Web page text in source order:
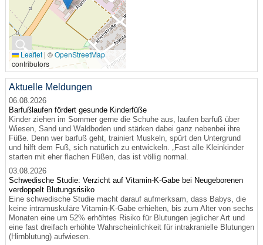
🔍
Leaflet | ©OpenStreetMap
contributors
Aktuelle Meldungen
06.08.2026
Barfußlaufen fördert gesunde Kinderfüße
Kinder ziehen im Sommer gerne die Schuhe aus, laufen barfuß über
Wiesen, Sand und Waldboden und stärken dabei ganz nebenbei ihre
Füße. Denn wer barfuß geht, trainiert Muskeln, spürt den Untergrund
und hilft dem Fuß, sich natürlich zu entwickeln. „Fast alle Kleinkinder
starten mit eher flachen Füßen, das ist völlig normal.
03.08.2026
Schwedische Studie: Verzicht auf Vitamin-K-Gabe bei Neugeborenen
verdoppelt Blutungsrisiko
Eine schwedische Studie macht darauf aufmerksam, dass Babys, die
keine intramuskuläre Vitamin-K-Gabe erhielten, bis zum Alter von sechs
Monaten eine um 52% erhöhtes Risiko für Blutungen jeglicher Art und
eine fast dreifach erhöhte Wahrscheinlichkeit für intrakranielle Blutungen
(Hirnblutung) aufwiesen.